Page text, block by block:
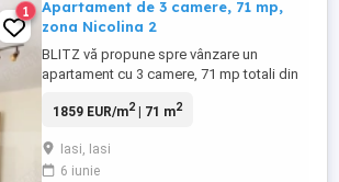
1
Apartament de 3 camere, 71 mp,
zona Nicolina 2
BLITZ vă propune spre vânzare un
apartament cu 3 camere, 71 mp totali din
etajul 4 din 4 al unui bloc construit în anul
cartierul Nicolina. Compartimentare: 3
camere 2 băi (una dintre băi beneficiază
1859 EUR/m2| 71 m2
Iasi, Iasi
6 iunie